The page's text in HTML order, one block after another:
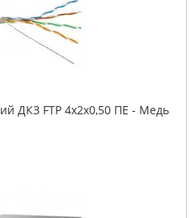
ДКЗ FTP 4x2x0,50 ПE - Медь